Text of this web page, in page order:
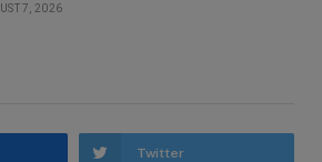
7, 2026
Twitter